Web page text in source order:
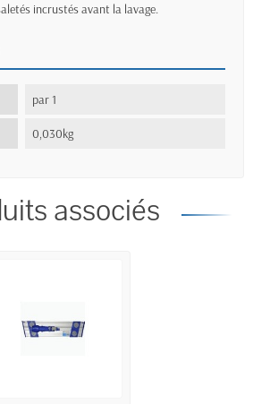
incrustés avant la lavage.
par 1
0,030kg
associés